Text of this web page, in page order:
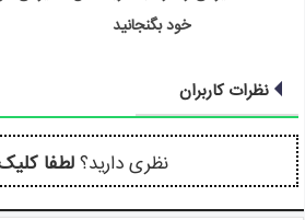
خود بگنجانید
نظرات کاربران
نظری دارید؟لطفا